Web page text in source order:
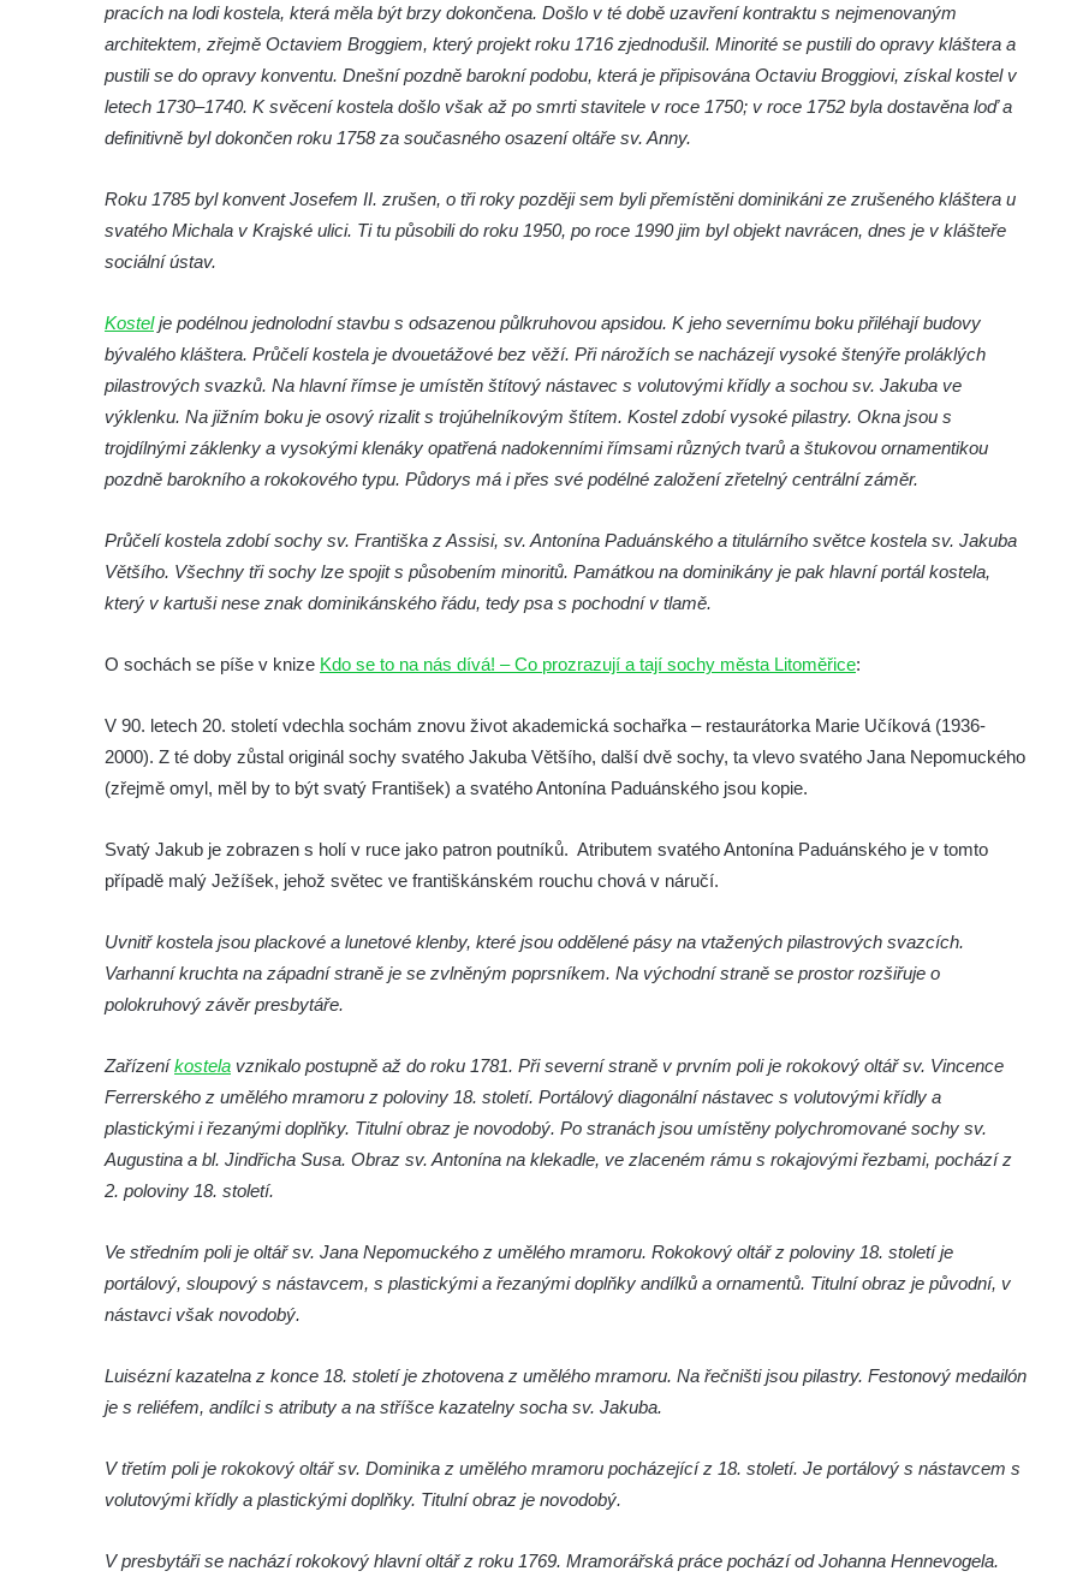
Veronika potkává Ježíše a utírá mu do své
roušky pot z tváře
Křížová cesta Římov – XIX. kaple – Kristus
kříž nesoucí potkává Pannu Marii
Křížová cesta Římov – XVII. kaple – Velký
Pilát
Herodesa
Křížová cesta Římov – XV. kaple – Malý
Pilát
Křížová cesta Římov – XIV. kaple – U
Kaifáše (U Děvečky)
Annáše (U Kaifáše)
Křížová cesta Římov – XII. kaple – Vodní
brána
haněn a tupen
Cedronu
Křížová cesta Římov – IX. kaple – U
chromého žida
Křížová cesta Římov – VIII. kaple – Kristus
svázán a ze zahrady vyhnán
Jidášovo
Křížová cesta Římov – VI. kaple – Olivetská
hora (Getsemanská zahrada)
duše
Křížová cesta Římov – III. kaple – Stádní
brána
večeře Páně
Křížová cesta Římov – I. kaple – Loučení
Ježíše s Pannou Marií
Kaple mezi Dolním Třebonínem a Horním
Třebonínem
Márnice na hřbitově v Rybniště
pracích na lodi kostela, která měla být brzy dokončena. Došlo v té době uzavření kontraktu s nejmenovaným
architektem, zřejmě Octaviem Broggiem, který projekt roku 1716 zjednodušil. Minorité se pustili do opravy kláštera a
pustili se do opravy konventu. Dnešní pozdně barokní podobu, která je připisována Octaviu Broggiovi, získal kostel v
letech 1730–1740. K svěcení kostela došlo však až po smrti stavitele v roce 1750; v roce 1752 byla dostavěna loď a
definitivně byl dokončen roku 1758 za současného osazení oltáře sv. Anny.
Roku 1785 byl konvent Josefem II. zrušen, o tři roky později sem byli přemístěni dominikáni ze zrušeného kláštera u
svatého Michala v Krajské ulici. Ti tu působili do roku 1950, po roce 1990 jim byl objekt navrácen, dnes je v klášteře
sociální ústav.
Kostelje podélnou jednolodní stavbu s odsazenou půlkruhovou apsidou. K jeho severnímu boku přiléhají budovy
bývalého kláštera. Průčelí kostela je dvouetážové bez věží. Při nárožích se nacházejí vysoké štenýře proláklých
pilastrových svazků. Na hlavní římse je umístěn štítový nástavec s volutovými křídly a sochou sv. Jakuba ve
výklenku. Na jižním boku je osový rizalit s trojúhelníkovým štítem. Kostel zdobí vysoké pilastry. Okna jsou s
trojdílnými záklenky a vysokými klenáky opatřená nadokenními římsami různých tvarů a štukovou ornamentikou
pozdně barokního a rokokového typu. Půdorys má i přes své podélné založení zřetelný centrální záměr.
Průčelí kostela zdobí sochy sv. Františka z Assisi, sv. Antonína Paduánského a titulárního světce kostela sv. Jakuba
Většího. Všechny tři sochy lze spojit s působením minoritů. Památkou na dominikány je pak hlavní portál kostela,
který v kartuši nese znak dominikánského řádu, tedy psa s pochodní v tlamě.
O sochách se píše v knize Kdo se to na nás dívá! – Co prozrazují a tají sochy města Litoměřice:
V 90. letech 20. století vdechla sochám znovu život akademická sochařka – restaurátorka Marie Učíková (1936-
2000). Z té doby zůstal originál sochy svatého Jakuba Většího, další dvě sochy, ta vlevo svatého Jana Nepomuckého
(zřejmě omyl, měl by to být svatý František) a svatého Antonína Paduánského jsou kopie.
Svatý Jakub je zobrazen s holí v ruce jako patron poutníků. Atributem svatého Antonína Paduánského je v tomto
případě malý Ježíšek, jehož světec ve františkánském rouchu chová v náručí.
Uvnitř kostela jsou plackové a lunetové klenby, které jsou oddělené pásy na vtažených pilastrových svazcích.
Varhanní kruchta na západní straně je se zvlněným poprsníkem. Na východní straně se prostor rozšiřuje o
polokruhový závěr presbytáře.
Zařízeníkostela vznikalo postupně až do roku 1781. Při severní straně v prvním poli je rokokový oltář sv. Vincence
Ferrerského z umělého mramoru z poloviny 18. století. Portálový diagonální nástavec s volutovými křídly a
plastickými i řezanými doplňky. Titulní obraz je novodobý. Po stranách jsou umístěny polychromované sochy sv.
Augustina a bl. Jindřicha Susa. Obraz sv. Antonína na klekadle, ve zlaceném rámu s rokajovými řezbami, pochází z
2. poloviny 18. století.
Ve středním poli je oltář sv. Jana Nepomuckého z umělého mramoru. Rokokový oltář z poloviny 18. století je
portálový, sloupový s nástavcem, s plastickými a řezanými doplňky andílků a ornamentů. Titulní obraz je původní, v
nástavci však novodobý.
Luisézní kazatelna z konce 18. století je zhotovena z umělého mramoru. Na řečništi jsou pilastry. Festonový medailón
je s reliéfem, andílci s atributy a na stříšce kazatelny socha sv. Jakuba.
V třetím poli je rokokový oltář sv. Dominika z umělého mramoru pocházející z 18. století. Je portálový s nástavcem s
volutovými křídly a plastickými doplňky. Titulní obraz je novodobý.
V presbytáři se nachází rokokový hlavní oltář z roku 1769. Mramorářská práce pochází od Johanna Hennevogela.